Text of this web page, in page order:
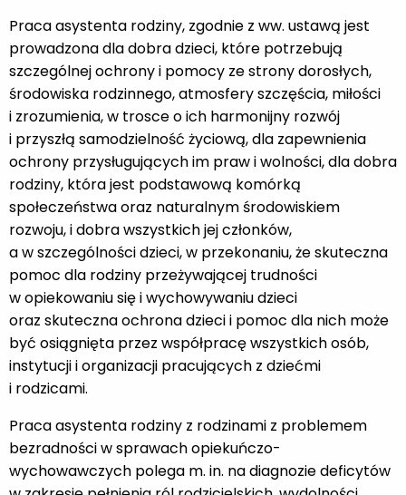
Praca asystenta rodziny, zgodnie z ww. ustawą jest
prowadzona dla dobra dzieci, które potrzebują
szczególnej ochrony i pomocy ze strony dorosłych,
środowiska rodzinnego, atmosfery szczęścia, miłości
i zrozumienia, w trosce o ich harmonijny rozwój
i przyszłą samodzielność życiową, dla zapewnienia
ochrony przysługujących im praw i wolności, dla dobra
rodziny, która jest podstawową komórką
społeczeństwa oraz naturalnym środowiskiem
rozwoju, i dobra wszystkich jej członków,
a w szczególności dzieci, w przekonaniu, że skuteczna
pomoc dla rodziny przeżywającej trudności
w opiekowaniu się i wychowywaniu dzieci
oraz skuteczna ochrona dzieci i pomoc dla nich może
być osiągnięta przez współpracę wszystkich osób,
instytucji i organizacji pracujących z dziećmi
i rodzicami.
Praca asystenta rodziny z rodzinami z problemem
bezradności w sprawach opiekuńczo-
wychowawczych polega m. in. na diagnozie deficytów